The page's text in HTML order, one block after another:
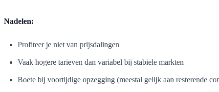
Nadelen:
Profiteer je niet van prijsdalingen
Vaak hogere tarieven dan variabel bij stabiele markten
Boete bij voortijdige opzegging (meestal gelijk aan resterende